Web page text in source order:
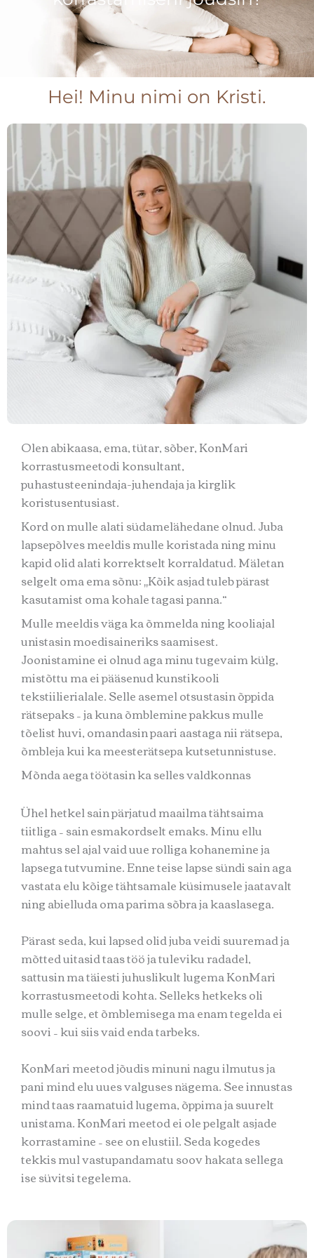
Hei! Minu nimi on Kristi.
Olen abikaasa, ema, tütar, sõber, KonMari
korrastusmeetodi konsultant,
puhastusteenindaja-juhendaja ja kirglik
koristusentusiast.
Kord on mulle alati südamelähedane olnud. Juba
lapsepõlves meeldis mulle koristada ning minu
kapid olid alati korrektselt korraldatud. Mäletan
selgelt oma ema sõnu: „Kõik asjad tuleb pärast
kasutamist oma kohale tagasi panna.“
Mulle meeldis väga ka õmmelda ning kooliajal
unistasin moedisaineriks saamisest.
Joonistamine ei olnud aga minu tugevaim külg,
mistõttu ma ei pääsenud kunstikooli
tekstiilierialale. Selle asemel otsustasin õppida
rätsepaks – ja kuna õmblemine pakkus mulle
tõelist huvi, omandasin paari aastaga nii rätsepa,
õmbleja kui ka meesterätsepa kutsetunnistuse.
Mõnda aega töötasin ka selles valdkonnas
Ühel hetkel sain pärjatud maailma tähtsaima
tiitliga – sain esmakordselt emaks. Minu ellu
mahtus sel ajal vaid uue rolliga kohanemine ja
lapsega tutvumine. Enne teise lapse sündi sain aga
vastata elu kõige tähtsamale küsimusele jaatavalt
ning abielluda oma parima sõbra ja kaaslasega.
Pärast seda, kui lapsed olid juba veidi suuremad ja
mõtted uitasid taas töö ja tuleviku radadel,
sattusin ma täiesti juhuslikult lugema KonMari
korrastusmeetodi kohta. Selleks hetkeks oli
mulle selge, et õmblemisega ma enam tegelda ei
soovi – kui siis vaid enda tarbeks.
KonMari meetod jõudis minuni nagu ilmutus ja
pani mind elu uues valguses nägema. See innustas
mind taas raamatuid lugema, õppima ja suurelt
unistama. KonMari meetod ei ole pelgalt asjade
korrastamine – see on elustiil. Seda kogedes
tekkis mul vastupandamatu soov hakata sellega
ise süvitsi tegelema.